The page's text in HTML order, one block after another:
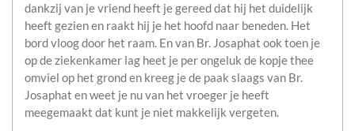
dankzij van je vriend heeft je gereed dat hij het duidelijk
heeft gezien en raakt hij je het hoofd naar beneden. Het
bord vloog door het raam. En van Br. Josaphat ook toen je
op de ziekenkamer lag heet je per ongeluk de kopje thee
omviel op het grond en kreeg je de paak slaags van Br.
Josaphat en weet je nu van het vroeger je heeft
meegemaakt dat kunt je niet makkelijk vergeten.